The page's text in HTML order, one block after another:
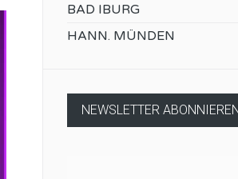
BAD IBURG
HANN. MÜNDEN
NEWSLETTER